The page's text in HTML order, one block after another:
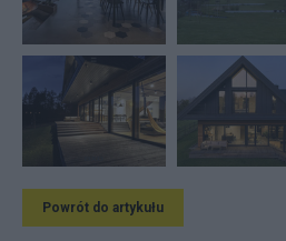
Powrót do artykułu